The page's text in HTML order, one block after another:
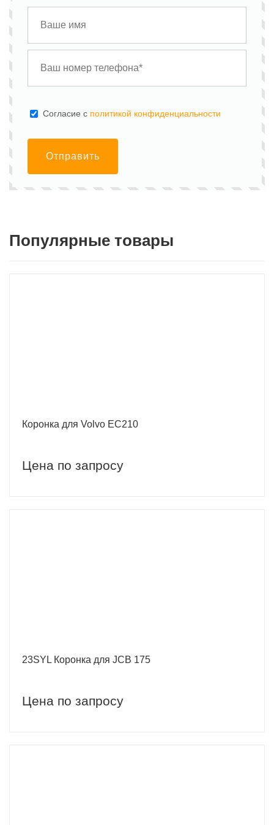
Cогласие с политикой конфиденциальности
Отправить
Популярные товары
Коронка для Volvo EC210
Цена по запросу
23SYL Коронка для JCB 175
Цена по запросу